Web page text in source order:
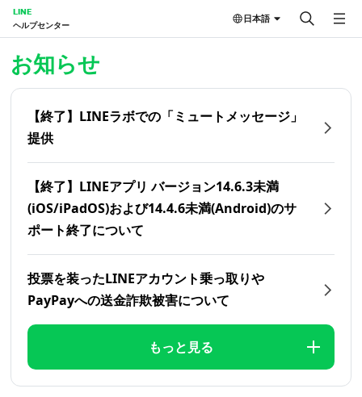
LINE
ヘルプセンター
日本語
お知らせ
【終了】LINEラボでの「ミュートメッセージ」
提供
【終了】LINEアプリ バージョン14.6.3未満
(iOS/iPadOS)および14.4.6未満(Android)のサ
ポート終了について
投票を装ったLINEアカウント乗っ取りや
PayPayへの送金詐欺被害について
もっと見る